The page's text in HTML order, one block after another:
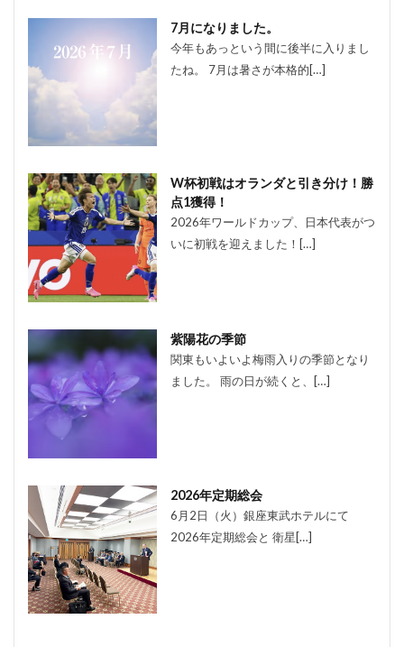
7月になりました。
今年もあっという間に後半に入りまし
たね。 7月は暑さが本格的[…]
W杯初戦はオランダと引き分け！勝
点1獲得！
2026年ワールドカップ、日本代表がつ
いに初戦を迎えました！[…]
紫陽花の季節
関東もいよいよ梅雨入りの季節となり
ました。 雨の日が続くと、[…]
2026年定期総会
6月2日（火）銀座東武ホテルにて
2026年定期総会と 衛星[…]